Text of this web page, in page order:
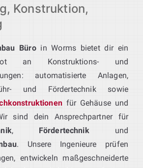
Konstruktion,
Büroin Worms bietet dir ein
an Konstruktions- und
automatisierte Anlagen,
und Fördertechnik sowie
für Gehäuse und
sind dein Ansprechpartner für
, Fördertechnikund
. Unsere Ingenieure prüfen
entwickeln maßgeschneiderte